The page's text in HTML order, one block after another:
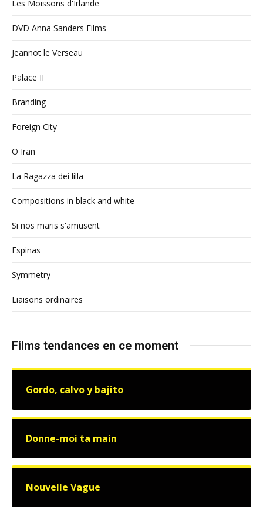
Les Moissons d'Irlande
DVD Anna Sanders Films
Jeannot le Verseau
Palace II
Branding
Foreign City
O Iran
La Ragazza dei lilla
Compositions in black and white
Si nos maris s'amusent
Espinas
Symmetry
Liaisons ordinaires
Films tendances en ce moment
Gordo, calvo y bajito
Donne-moi ta main
Nouvelle Vague